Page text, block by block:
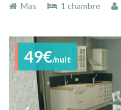
Mas
1 chambre
49€/nuit